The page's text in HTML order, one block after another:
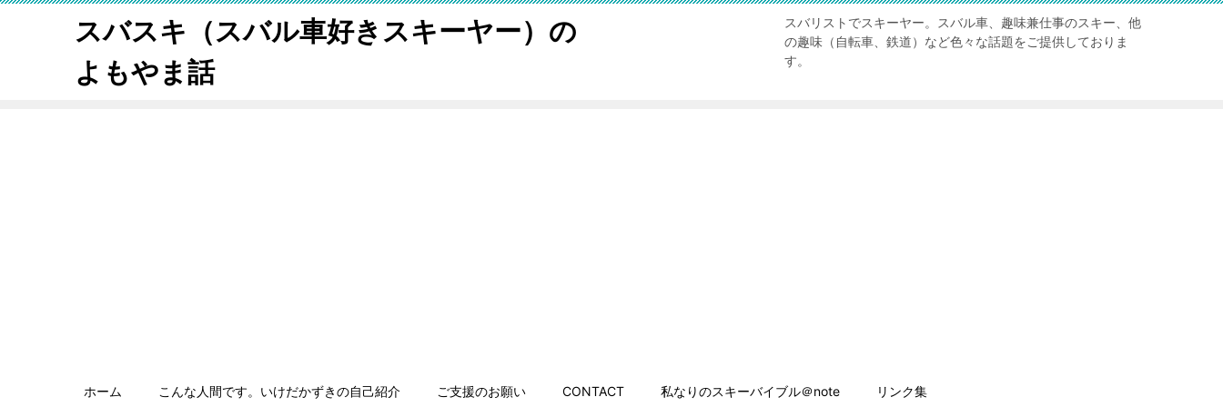
スバスキ（スバル車好きスキーヤー）の
よもやま話
スバリストでスキーヤー。スバル車、趣味兼仕事のスキー、他
の趣味（自転車、鉄道）など色々な話題をご提供しておりま
す。
ホーム こんな人間です。いけだかずきの自己紹介 ご支援のお願い CONTACT 私なりのスキーバイブル＠note リンク集